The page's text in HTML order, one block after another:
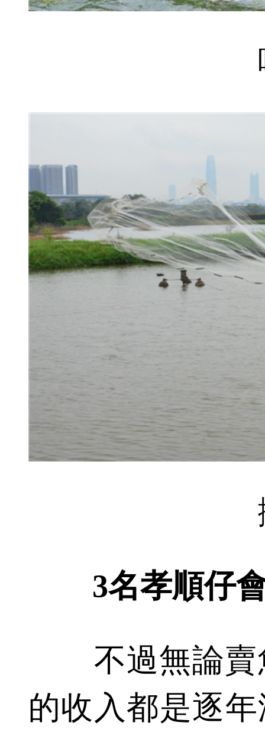
3名孝順仔
不過無論賣
的收入都是逐